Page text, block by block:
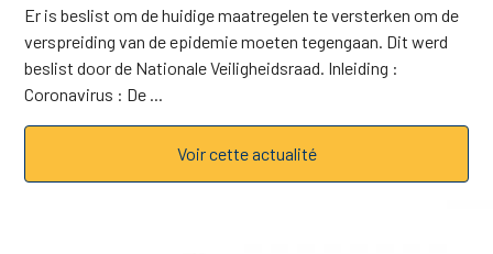
Er is beslist om de huidige maatregelen te versterken om de
verspreiding van de epidemie moeten tegengaan. Dit werd
beslist door de Nationale Veiligheidsraad. Inleiding :
Coronavirus : De ...
Voir cette actualité